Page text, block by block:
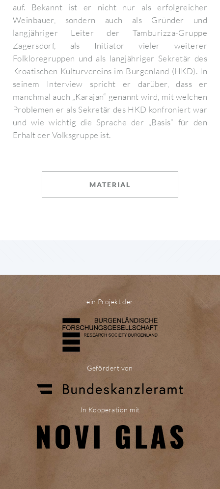
auf. Bekannt ist er nicht nur als erfolgreicher
Weinbauer, sondern auch als Gründer und
langjähriger Leiter der Tamburizza-Gruppe
Zagersdorf, als Initiator vieler weiterer
Folkloregruppen und als langjähriger Sekretär des
Kroatischen Kulturvereins im Burgenland (HKD). In
seinem Interview spricht er darüber, dass er
manchmal auch „Karajan“ genannt wird, mit welchen
Problemen er als Sekretär des HKD konfroniert war
und wie wichtig die Sprache der „Basis“ für den
Erhalt der Volksgruppe ist.
MATERIAL
ein Projekt der
Gefördert von
In Kooperation mit